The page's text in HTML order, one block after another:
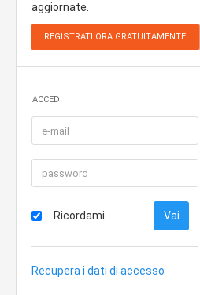
aggiornate.
ACCEDI
Ricordami
Recupera i dati di accesso